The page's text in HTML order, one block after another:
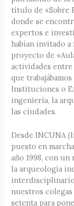
título de «Sobre
donde se
expertos e
habían invitado
proyecto de
actividades entre
que
Instituciones o
ingeniería, la
las ciudades.
Desde INCUNA
puesto en
año 1998, con
la arqueología
interdisciplinario
nuestros
setenta para